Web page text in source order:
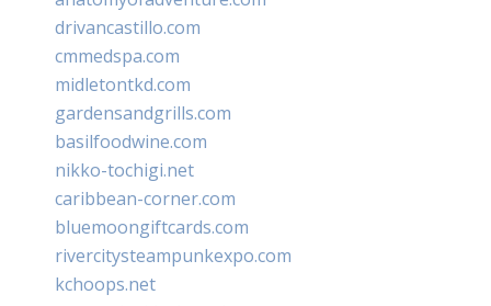
drivancastillo.com
cmmedspa.com
midletontkd.com
gardensandgrills.com
basilfoodwine.com
nikko-tochigi.net
caribbean-corner.com
bluemoongiftcards.com
rivercitysteampunkexpo.com
kchoops.net